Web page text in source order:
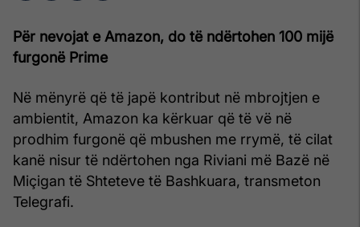
Për nevojat e Amazon, do të ndërtohen 100 mijë
furgonë Prime
Në mënyrë që të japë kontribut në mbrojtjen e
ambientit, Amazon ka kërkuar që të vë në
prodhim furgonë që mbushen me rrymë, të cilat
kanë nisur të ndërtohen nga Riviani më Bazë në
Miçigan të Shteteve të Bashkuara, transmeton
Telegrafi.